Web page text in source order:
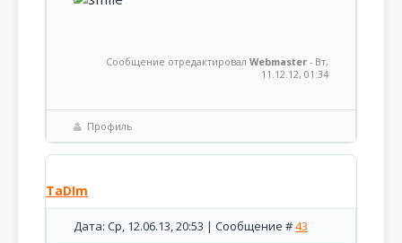
Сообщение отредактировал Webmaster - Вт,
11.12.12, 01:34
Профиль
TaDIm
Дата: Ср, 12.06.13, 20:53 | Сообщение #43